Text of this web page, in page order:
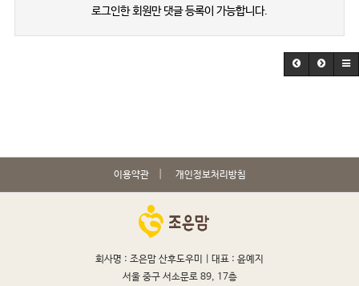
로그인한 회원만 댓글 등록이 가능합니다.
이용약관 개인정보처리방침
회사명 : 조은맘 산후도우미 | 대표 : 윤예지
서울 중구 서소문로 89, 17층